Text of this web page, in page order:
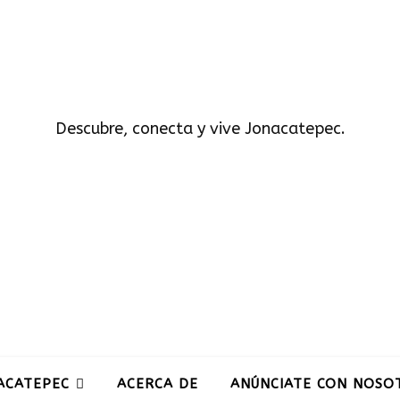
Descubre, conecta y vive Jonacatepec.
ACERCA DE ANÚNCIATE CON